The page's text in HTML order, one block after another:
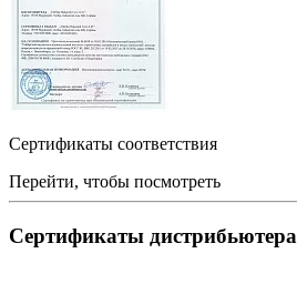
Сертификаты соответствия
Перейти, чтобы посмотреть
Сертификаты дистрибьютера